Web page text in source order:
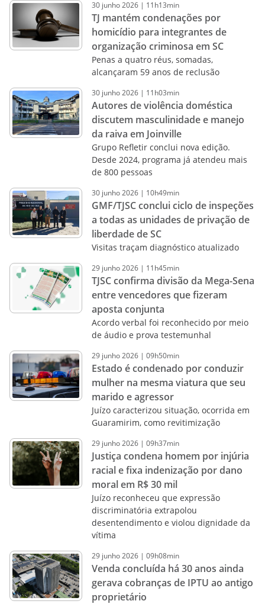
30 junho2026 | 11h13min
TJ mantém condenações por
homicídio para integrantes de
organização criminosa em SC
Penas a quatro réus, somadas,
alcançaram 59 anos de reclusão
30 junho2026 | 11h03min
Autores de violência doméstica
discutem masculinidade e manejo
da raiva em Joinville
Grupo Refletir conclui nova edição.
Desde 2024, programa já atendeu mais
de 800 pessoas
30 junho2026 | 10h49min
GMF/TJSC conclui ciclo de inspeções
a todas as unidades de privação de
liberdade de SC
Visitas traçam diagnóstico atualizado
29 junho2026 | 11h45min
TJSC confirma divisão da Mega-Sena
entre vencedores que fizeram
aposta conjunta
Acordo verbal foi reconhecido por meio
de áudio e prova testemunhal
29 junho2026 | 09h50min
Estado é condenado por conduzir
mulher na mesma viatura que seu
marido e agressor
Juízo caracterizou situação, ocorrida em
Guaramirim, como revitimização
29 junho2026 | 09h37min
Justiça condena homem por injúria
racial e fixa indenização por dano
moral em R$ 30 mil
Juízo reconheceu que expressão
discriminatória extrapolou
desentendimento e violou dignidade da
vítima
29 junho2026 | 09h08min
Venda concluída há 30 anos ainda
gerava cobranças de IPTU ao antigo
proprietário